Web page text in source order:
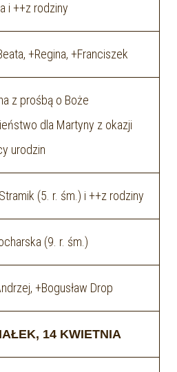
i ++z rodziny
+Regina, +Franciszek
z prośbą o Boże
dla Martyny z okazji
urodzin
(5. r. śm.) i ++z rodziny
(9. r. śm.)
+Bogusław Drop
14 KWIETNIA